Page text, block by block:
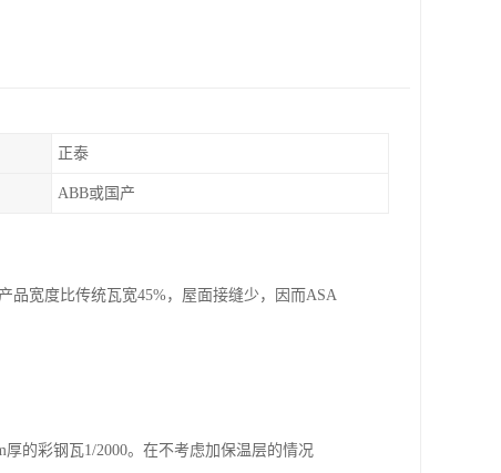
正泰
ABB或国产
品宽度比传统瓦宽45%，屋面接缝少，因而ASA
的彩钢瓦1/2000。在不考虑加保温层的情况